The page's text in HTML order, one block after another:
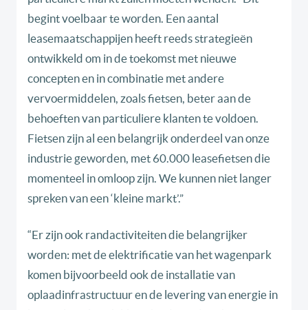
begint voelbaar te worden. Een aantal
leasemaatschappijen heeft reeds strategieën
ontwikkeld om in de toekomst met nieuwe
concepten en in combinatie met andere
vervoermiddelen, zoals fietsen, beter aan de
behoeften van particuliere klanten te voldoen.
Fietsen zijn al een belangrijk onderdeel van onze
industrie geworden, met 60.000 leasefietsen die
momenteel in omloop zijn. We kunnen niet langer
spreken van een ‘kleine markt’.”
“Er zijn ook randactiviteiten die belangrijker
worden: met de elektrificatie van het wagenpark
komen bijvoorbeeld ook de installatie van
oplaadinfrastructuur en de levering van energie in